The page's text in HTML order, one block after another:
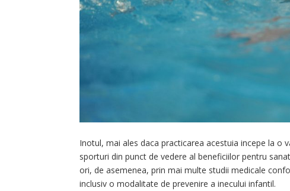
Inotul, mai ales daca practicarea acestuia incepe la
sporturi din punct de vedere al beneficiilor pentru
ori, de asemenea, prin mai multe studii medicale
inclusiv o modalitate de prevenire a inecului infantil.